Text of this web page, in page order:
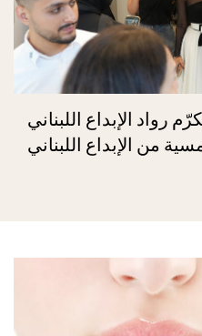
رواد الإبداع اللبناني
من الإبداع اللبناني